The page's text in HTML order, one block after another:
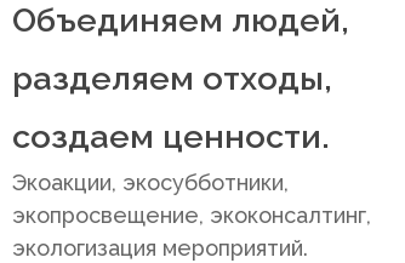
Объединяем людей,
разделяем отходы,
создаем ценности.
Экоакции, экосубботники,
экопросвещение, экоконсалтинг,
экологизация мероприятий.